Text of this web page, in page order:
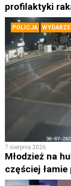
profilaktyki
POLICJA
7 sierpnia 2026
Młodzież na
częściej łamie